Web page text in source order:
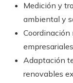
Medición y
ambiental y
Coordinación
Adaptación
renovables